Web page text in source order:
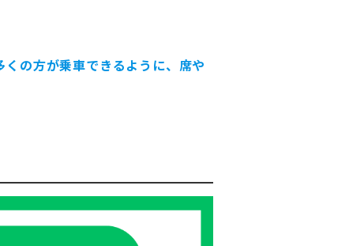
の方が乗車できるように、席や